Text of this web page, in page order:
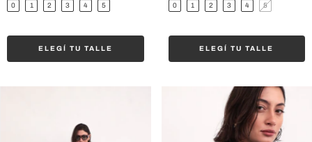
0 1 2 3 4 5
ELEGÍ TU TALLE
0 1 2 3 4 5
ELEGÍ TU TALLE